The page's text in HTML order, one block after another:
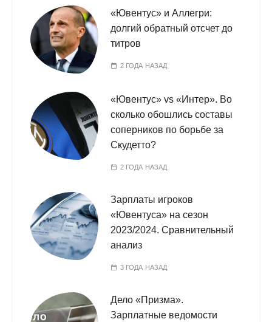
«Ювентус» и Аллегри:
долгий обратный отсчет до
титров
2 ГОДА НАЗАД
«Ювентус» vs «Интер». Во
сколько обошлись составы
соперников по борьбе за
Скудетто?
2 ГОДА НАЗАД
Зарплаты игроков
«Ювентуса» на сезон
2023/2024. Сравнительный
анализ
3 ГОДА НАЗАД
Дело «Призма».
Зарплатные ведомости